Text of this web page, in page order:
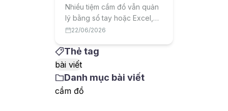
tiệm
Nhiều tiệm cầm đồ vẫn quản
lý bằng sổ tay hoặc Excel,
dễ sai sót và thất thoát. Bài
chuyển sang phần mềm quản
lý cầm đồ một cách hiệu quả,
ít rủi ro.
22/06/2026
Thẻ tag
bài viết
Danh mục bài viết
cầm đồ